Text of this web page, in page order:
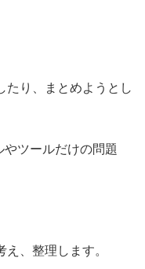
たり、まとめようとし
ツールだけの問題
、整理します。